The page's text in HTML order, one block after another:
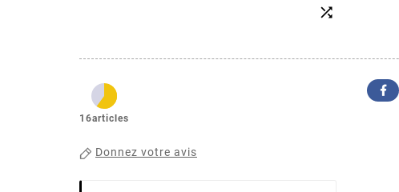

16articles
Donnez votre avis